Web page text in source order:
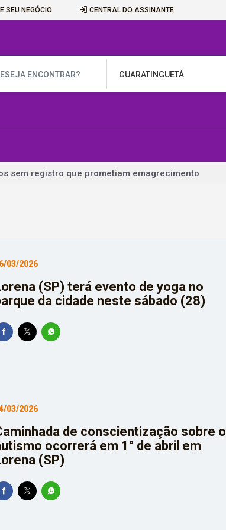
SEU NEGÓCIO CENTRAL DO ASSINANTE
sem registro que prometiam emagrecimento
R$ 62,5 bilhões para bets em 2025
migração na Europa e conflito em Jerusalém
terço de casos de exercício ilegal da medicina
até 85% internações no SUS por fibrose cística
de lei que proíbe jogos de azar
legado do autor ganha celebração na Flipelô
03/2026
(SP) terá evento de yoga no
da cidade neste sábado (28)
03/2026
de conscientização sobre o
ocorrerá em 1° de abril em
(SP)